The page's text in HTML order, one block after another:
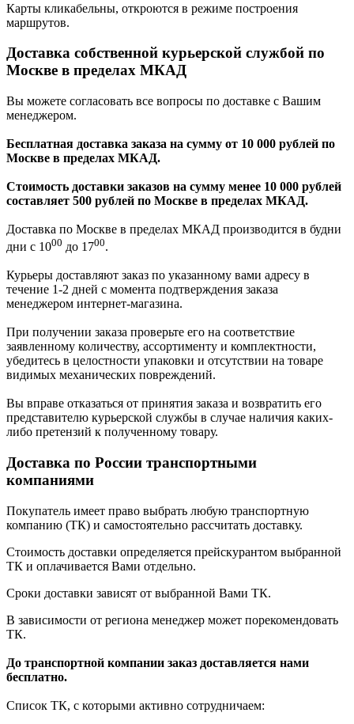
Карты кликабельны, откроются в режиме построения
маршрутов.
Доставка собственной курьерской службой по
Москве в пределах МКАД
Вы можете согласовать все вопросы по доставке с Вашим
менеджером.
Бесплатная доставка заказа на сумму от 10 000 рублей по
Москве в пределах МКАД.
Стоимость доставки заказов на сумму менее 10 000 рублей
составляет 500 рублей по Москве в пределах МКАД.
Доставка по Москве в пределах МКАД производится в будни
дни с 1000 до 1700.
Курьеры доставляют заказ по указанному вами адресу в
течение 1-2 дней с момента подтверждения заказа
менеджером интернет-магазина.
При получении заказа проверьте его на соответствие
заявленному количеству, ассортименту и комплектности,
убедитесь в целостности упаковки и отсутствии на товаре
видимых механических повреждений.
Вы вправе отказаться от принятия заказа и возвратить его
представителю курьерской службы в случае наличия каких-
либо претензий к полученному товару.
Доставка по России транспортными
компаниями
Покупатель имеет право выбрать любую транспортную
компанию (ТК) и самостоятельно рассчитать доставку.
Стоимость доставки определяется прейскурантом выбранной
ТК и оплачивается Вами отдельно.
Сроки доставки зависят от выбранной Вами ТК.
В зависимости от региона менеджер может порекомендовать
ТК.
До транспортной компании заказ доставляется нами
бесплатно.
Список ТК, с которыми активно сотрудничаем: